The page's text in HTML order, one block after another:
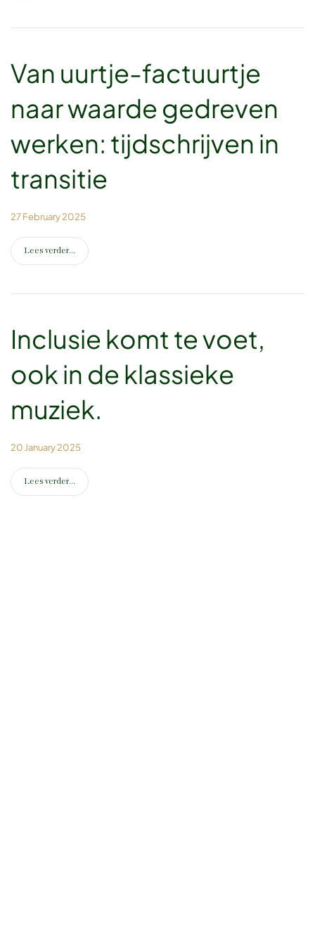
Van uurtje-factuurtje
naar waarde gedreven
werken: tijdschrijven in
transitie
27 February 2025
Lees verder...
Inclusie komt te voet,
ook in de klassieke
muziek.
20 January 2025
Lees verder...